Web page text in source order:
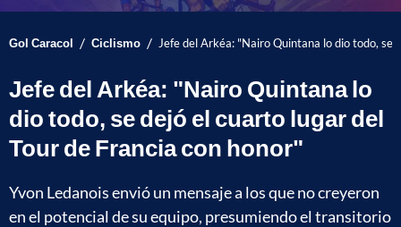
Gol Caracol / Ciclismo / Jefe del Arkéa: "Nairo Quintana lo dio todo, se
Jefe del Arkéa: "Nairo Quintana lo
dio todo, se dejó el cuarto lugar del
Tour de Francia con honor"
Yvon Ledanois envió un mensaje a los que no creyeron
en el potencial de su equipo, presumiendo el transitorio